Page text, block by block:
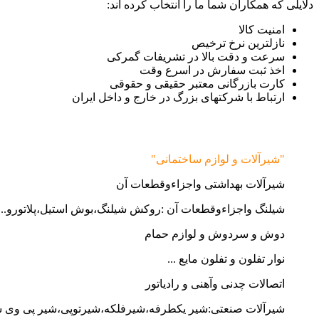
دلایلی که همکاران شما ما را انتخاب کرده اند:
امنیت کالا
نازلترین نرخ ترخیص
سرعت و دقت بالا در تشریفات گمرکی
اخذ ثبت سفارش در اسرع وقت
کارت بازرگانی معتبر حقیقی و حقوقی
ارتباط با شرکتهای بزرگ در خارج و داخل ایران
"شیرآلات و لوازم ساختمانی"
شیرآلات بهداشتی واجزاءوقطعات آن
شیلنگ واجزاءوقطعات آن :روکش شیلنگ،بوش
دوش و سردوش و لوازم حمام
نوار تفلون و تفلون مایع ...
اتصالات چدنی وآهنی و رادیاتور
شیرآلات صنعتی:شیر یکطرفه،شیرفلکه،شیرتوپی،شیر پی